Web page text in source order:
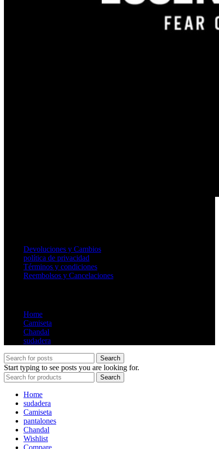
Devoluciones y Cambios
política de privacidad
Términos y condiciones
Reembolsos y Cancelaciones
Home
Camiseta
Chandal
sudadera
Search
Start typing to see posts you are looking for.
Search
Home
sudadera
Camiseta
pantalones
Chandal
Wishlist
Compare